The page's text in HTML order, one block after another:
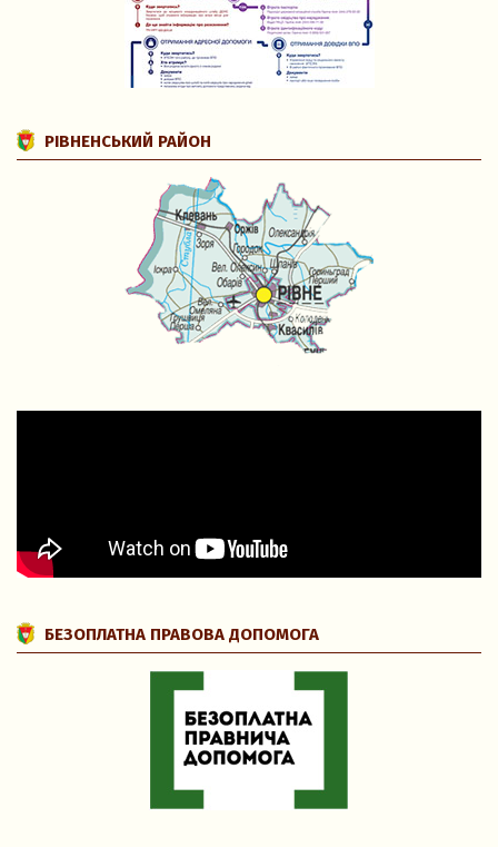
РІВНЕНСЬКИЙ РАЙОН
БЕЗОПЛАТНА ПРАВОВА ДОПОМОГА